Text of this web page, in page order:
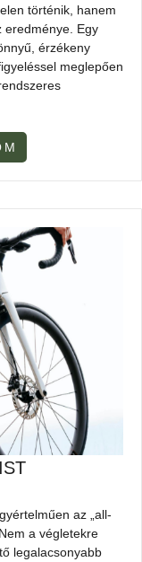
történik, hanem
eredménye. Egy
érzékeny
meglepően
az „all-
a végletekre
legalacsonyabb